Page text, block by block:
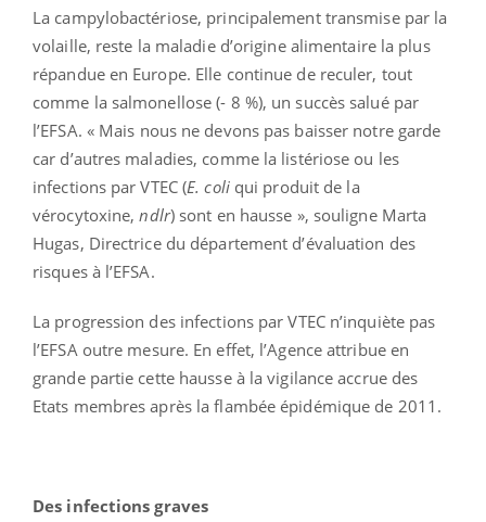
La campylobactériose, principalement transmise par la
volaille, reste la maladie d’origine alimentaire la plus
répandue en Europe. Elle continue de reculer, tout
comme la salmonellose (- 8 %), un succès salué par
l’EFSA. « Mais nous ne devons pas baisser notre garde
car d’autres maladies, comme la listériose ou les
infections par VTEC (E. coliqui produit de la
vérocytoxine,ndlr) sont en hausse », souligne Marta
Hugas, Directrice du département d’évaluation des
risques à l’EFSA.
La progression des infections par VTEC n’inquiète pas
l’EFSA outre mesure. En effet, l’Agence attribue en
grande partie cette hausse à la vigilance accrue des
Etats membres après la flambée épidémique de 2011.
Des infections graves